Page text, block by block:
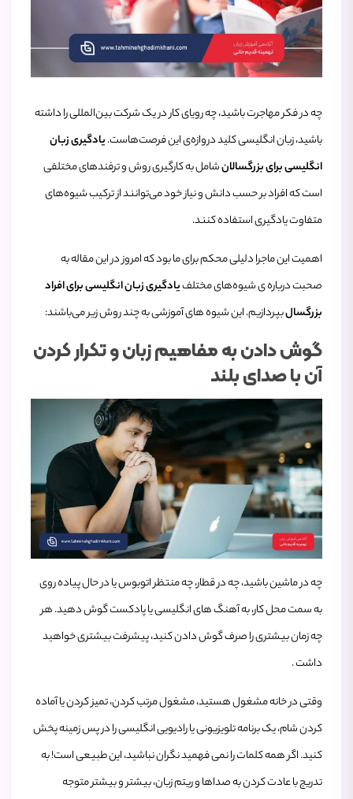
چه در فکر مهاجرت باشید، چه رویای کار در یک شرکت بین‌المللی را داشته
باشید، زبان انگلیسی کلید دروازه‌ی این فرصت‌هاست.یادگیری زبان
انگلیسی برای بزرگسالانشامل به کارگیری روش و ترفندهای مختلفی
است که افراد بر حسب دانش و نیاز خود می‌توانند از ترکیب شیوه‌های
متفاوت یادگیری استفاده کنند.
اهمیت این ماجرا دلیلی محکم برای ما بود که امروز در این مقاله به
صحبت درباره ی شیوه‌های مختلفیادگیری زبان انگلیسی برای افراد
بزرگسالبپردازیم. این شیوه های آموزشی به چند روش زیر می‌باشند:
گوش دادن به مفاهیم زبان و تکرار کردن
آن با صدای بلند
چه در ماشین باشید، چه در قطار، چه منتظر اتوبوس یا در حال پیاده ‌روی
به سمت محل کار، به آهنگ‌ های انگلیسی یا پادکست گوش دهید. هر
چه زمان بیشتری را صرف گوش دادن کنید، پیشرفت بیشتری خواهید
داشت .
وقتی در خانه مشغول هستید، مشغول مرتب کردن، تمیز کردن یا آماده
کردن شام، یک برنامه تلویزیونی یا رادیویی انگلیسی را در پس ‌زمینه پخش
کنید. اگر همه کلمات را نمی ‌فهمید نگران نباشید، این طبیعی است! به
تدریج با عادت کردن به صداها و ریتم زبان، بیشتر و بیشتر متوجه